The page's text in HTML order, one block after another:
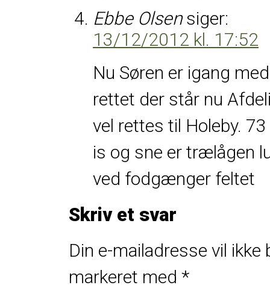
Ebbe Olsen siger:
13/12/2012 kl. 17:52
Nu Søren er igang
rettet der står nu
vel rettes til Holeby. 73
is og sne er trælågen
ved fodgænger feltet
Skriv et svar
Din e-mailadresse vil ikke
markeret med *